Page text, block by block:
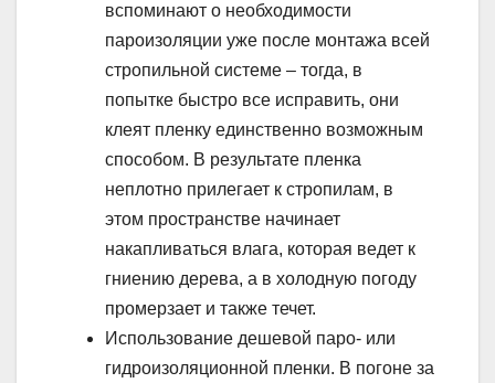
вспоминают о необходимости
пароизоляции уже после монтажа всей
стропильной системе – тогда, в
попытке быстро все исправить, они
клеят пленку единственно возможным
способом. В результате пленка
неплотно прилегает к стропилам, в
этом пространстве начинает
накапливаться влага, которая ведет к
гниению дерева, а в холодную погоду
промерзает и также течет.
Использование дешевой паро- или
гидроизоляционной пленки. В погоне за